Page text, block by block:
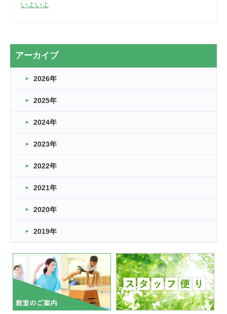
いよいよ
2026.03.20
なぎなた
2026.03.16
車いすバスケとRくんのお話
卒業・卒園の季節★
2026.03.11
緑ケ丘体育館
2022.11.03
緑ケ丘体育館
いたっぼーる大会☆彡
緑ケ丘体育館
2022.07.03
市内総合体育大会が開始
緑ケ丘体育館 猪名川運動広場
古池運動広場
アーカイブ
2026年
2025年
2024年
2023年
2022年
2021年
2020年
2019年